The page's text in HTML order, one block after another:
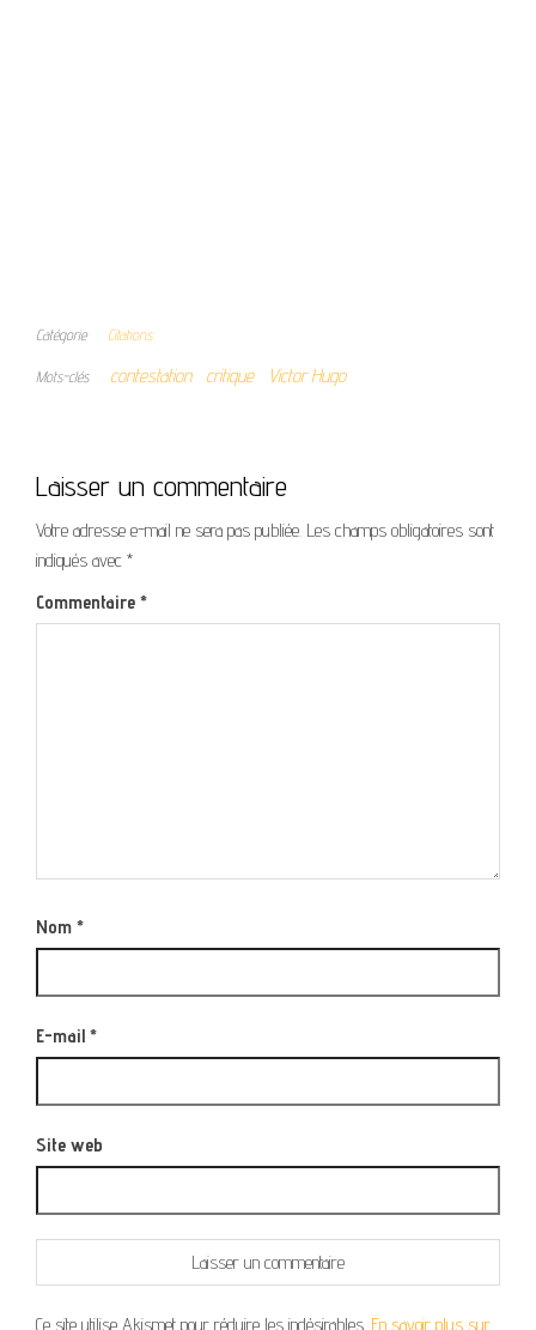
Catégorie Citations
Mots-clés contestation critique Victor Hugo
Laisser un commentaire
Votre adresse e-mail ne sera pas publiée. Les champs obligatoires sont
indiqués avec *
Commentaire *
Nom *
E-mail *
Site web
Ce site utilise Akismet pour réduire les indésirables. En savoir plus sur